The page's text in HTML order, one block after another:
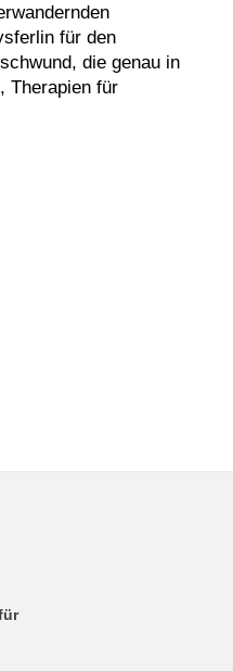
für den
die genau in
Therapien für